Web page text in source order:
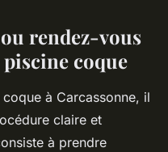
rendez-vous
coque
à Carcassonne, il
claire et
à prendre